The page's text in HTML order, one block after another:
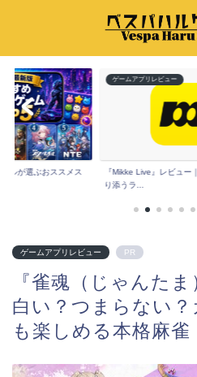
ルが選ぶおススメス
ゲームアプリレビュー
『Mikke Live』レビュー
り添うラ...
ゲームアプリレビュー PR
『雀魂（じゃんた
白い？つまらない
も楽しめる本格麻雀